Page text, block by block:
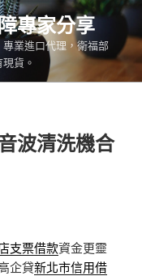
專家分享
業進口代理，衛福部
貨。
波清洗機合
支票借款資金更靈
企貸新北市信用借